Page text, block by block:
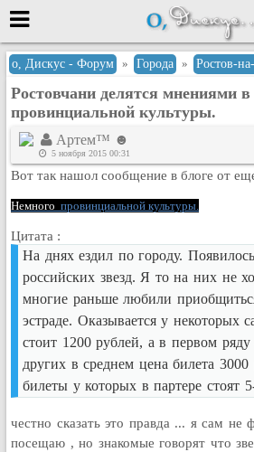
Меню
или войти через
Вход с 7ooo.ru
Регистрация
Данные авторизации одинаковые с
сайтом 7ooo.ru
Форумы
Главная
Поиск
Новые сообщения
Беседы
Игры
Кулинария
Физкультура и спорт
о, Дискус - Форум » Города » Ростов-
Ростовчани делятся мнениями
провинциальной культуры.
Артем™ ☻
5 ноября 2015 00:31
Вот так нашол сообщение в блоге от
Немного провинциальной культуры.
Цитата :
На днях ездил по городу.
российских звезд. Я то на них не
многие раньше любили
эстраде. Оказывается у некоторых
стоит 1200 рублей, а в первом
других в среднем цена билета 3000
билеты у которых в партере стоят
честно сказать это правда ... я сам не
посещаю , но знакомые говорят что